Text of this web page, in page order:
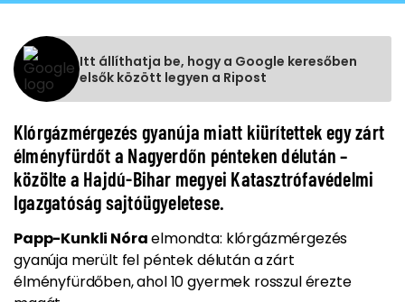
Itt állíthatja be, hogy a Google keresőben
elsők között legyen a Ripost
Klórgázmérgezés gyanúja miatt kiürítettek egy zárt
élményfürdőt a Nagyerdőn pénteken délután –
közölte a Hajdú-Bihar megyei Katasztrófavédelmi
Igazgatóság sajtóügyeletese.
Papp-Kunkli Nóraelmondta: klórgázmérgezés
gyanúja merült fel péntek délután a zárt
élményfürdőben, ahol 10 gyermek rosszul érezte